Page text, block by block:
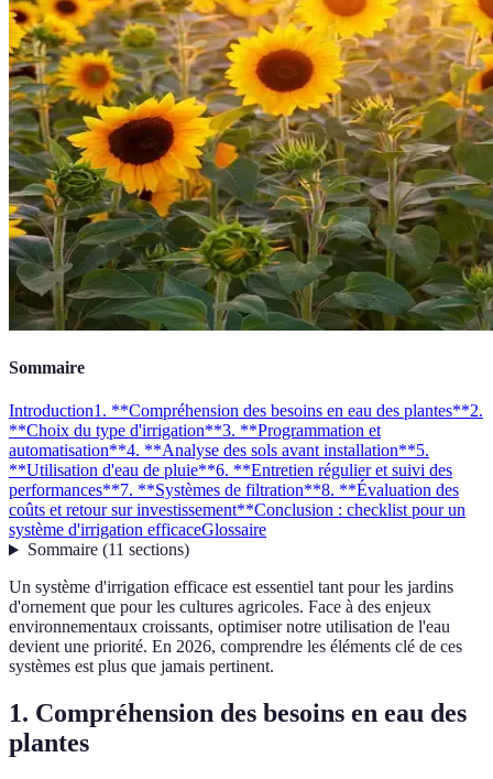
Sommaire
Introduction1. **Compréhension des besoins en eau des plantes**2.
**Choix du type d'irrigation**3. **Programmation et
automatisation**4. **Analyse des sols avant installation**5.
**Utilisation d'eau de pluie**6. **Entretien régulier et suivi des
performances**7. **Systèmes de filtration**8. **Évaluation des
coûts et retour sur investissement**Conclusion : checklist pour un
système d'irrigation efficaceGlossaire
Sommaire(11 sections)
Un système d'irrigation efficace est essentiel tant pour les jardins
d'ornement que pour les cultures agricoles. Face à des enjeux
environnementaux croissants, optimiser notre utilisation de l'eau
devient une priorité. En 2026, comprendre les éléments clé de ces
systèmes est plus que jamais pertinent.
1. Compréhension des besoins en eau des
plantes